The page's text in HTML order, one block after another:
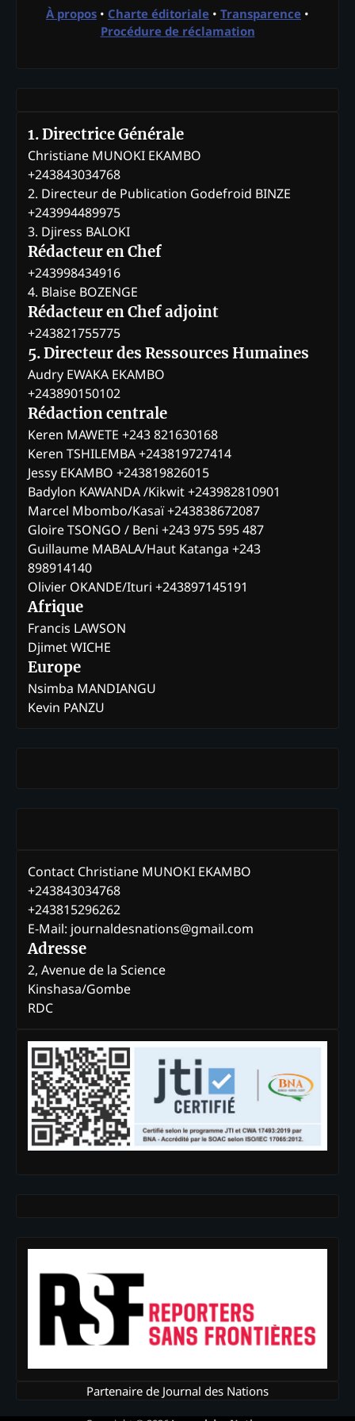
À propos • Charte éditoriale • Transparence •
Procédure de réclamation
1. Directrice Générale
Christiane MUNOKI EKAMBO
+243843034768
2. Directeur de Publication Godefroid BINZE
+243994489975
3. Djiress BALOKI
Rédacteur en Chef
+243998434916
4. Blaise BOZENGE
Rédacteur en Chef adjoint
+243821755775
5. Directeur des Ressources Humaines
Audry EWAKA EKAMBO
+243890150102
Rédaction centrale
Keren MAWETE +243 821630168
Keren TSHILEMBA +243819727414
Jessy EKAMBO +243819826015
Badylon KAWANDA /Kikwit +243982810901
Marcel Mbombo/Kasaï +243838672087
Gloire TSONGO / Beni +243 975 595 487
Guillaume MABALA/Haut Katanga +243
898914140
Olivier OKANDE/Ituri +243897145191
Afrique
Francis LAWSON
Djimet WICHE
Europe
Nsimba MANDIANGU
Kevin PANZU
Contact Christiane MUNOKI EKAMBO
+243843034768
+243815296262
E-Mail: journaldesnations@gmail.com
Adresse
2, Avenue de la Science
Kinshasa/Gombe
RDC
Partenaire de Journal des Nations